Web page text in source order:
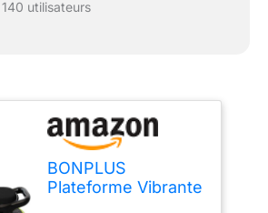
utilisateurs
BONPLUS
Plateforme Vibrante